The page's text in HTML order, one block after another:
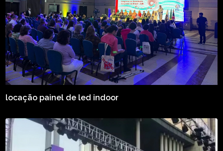
locação painel de led indoor